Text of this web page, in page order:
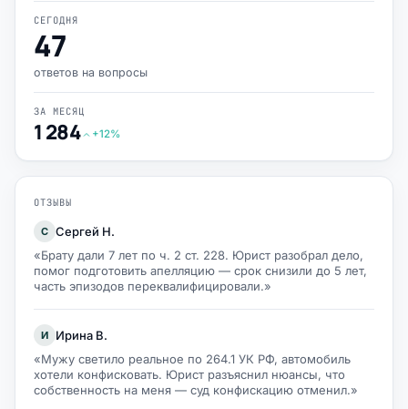
СЕГОДНЯ
47
ответов на вопросы
ЗА МЕСЯЦ
1 284 +12%
ОТЗЫВЫ
С Сергей Н.
«Брату дали 7 лет по ч. 2 ст. 228. Юрист разобрал дело,
помог подготовить апелляцию — срок снизили до 5 лет,
часть эпизодов переквалифицировали.»
И
Ирина В.
«Мужу светило реальное по 264.1 УК РФ, автомобиль
хотели конфисковать. Юрист разъяснил нюансы, что
собственность на меня — суд конфискацию отменил.»